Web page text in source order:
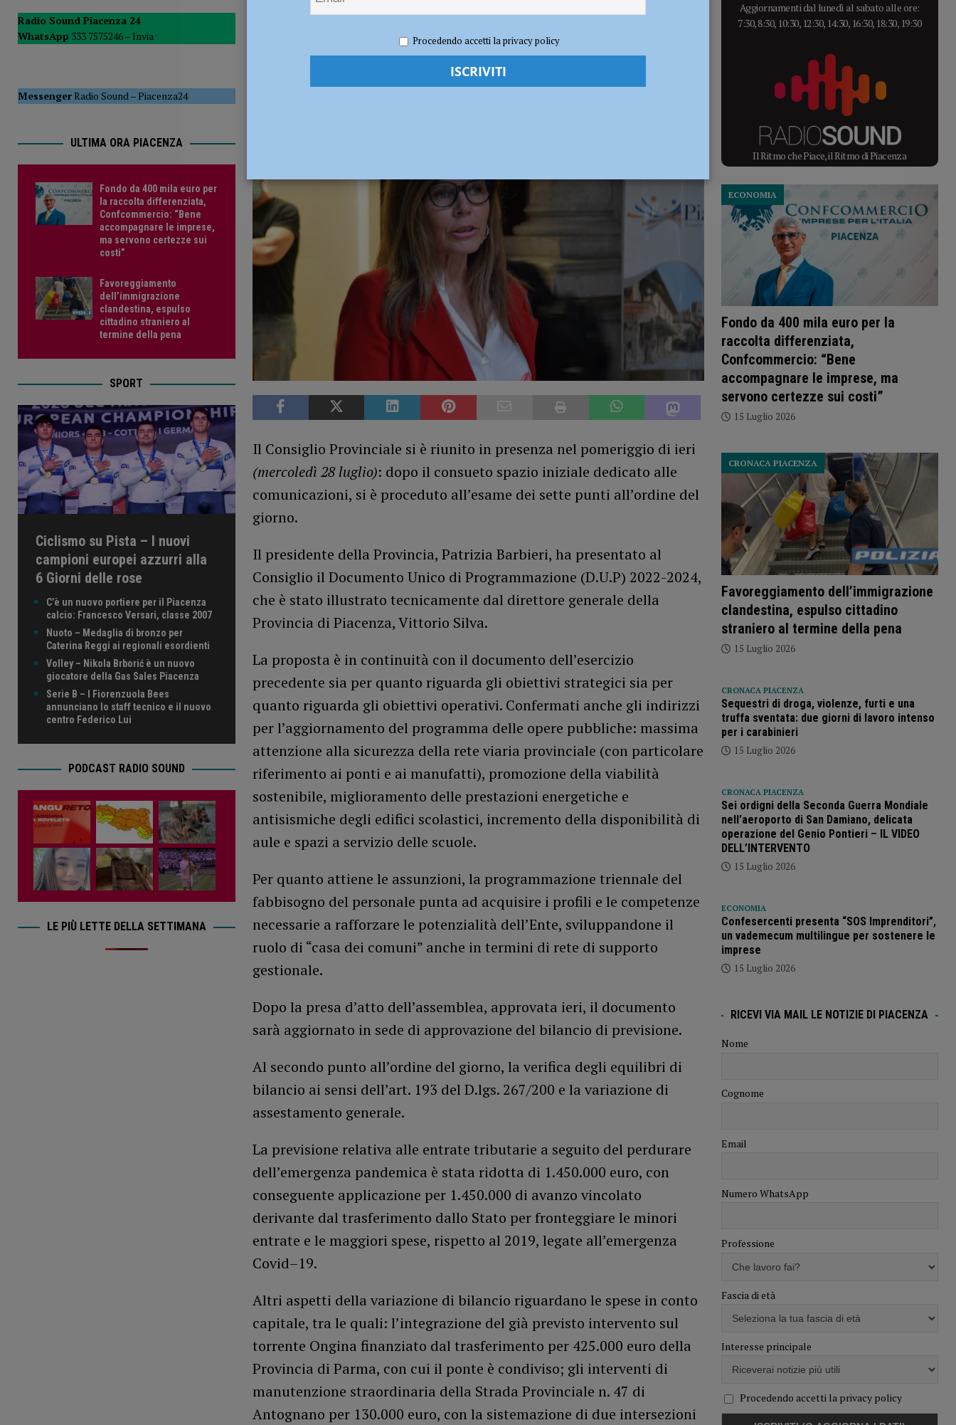
[ 15 Luglio 2026 ] Soresi (FdI): “Altra falla nel sistema della raccolta puntuale, caos nella gestione delle aree di conferimento
condominiale”
Attualità
Il Consiglio Provinciale si è riunito in presenza nel pomeriggio di ieri
(mercoledì 28 luglio): dopo il consueto spazio iniziale dedicato alle
comunicazioni, si è proceduto all’esame dei sette punti all’ordine del
giorno.
Il presidente della Provincia, Patrizia Barbieri, ha presentato al
Consiglio il Documento Unico di Programmazione (D.U.P) 2022-2024,
che è stato illustrato tecnicamente dal direttore generale della
Provincia di Piacenza, Vittorio Silva.
La proposta è in continuità con il documento dell’esercizio
precedente sia per quanto riguarda gli obiettivi strategici sia per
quanto riguarda gli obiettivi operativi. Confermati anche gli indirizzi
per l’aggiornamento del programma delle opere pubbliche: massima
attenzione alla sicurezza della rete viaria provinciale (con particolare
riferimento ai ponti e ai manufatti), promozione della viabilità
sostenibile, miglioramento delle prestazioni energetiche e
antisismiche degli edifici scolastici, incremento della disponibilità di
aule e spazi a servizio delle scuole.
Per quanto attiene le assunzioni, la programmazione triennale del
fabbisogno del personale punta ad acquisire i profili e le competenze
necessarie a rafforzare le potenzialità dell’Ente, sviluppandone il
ruolo di “casa dei comuni” anche in termini di rete di supporto
gestionale.
Dopo la presa d’atto dell’assemblea, approvata ieri, il documento
sarà aggiornato in sede di approvazione del bilancio di previsione.
Al secondo punto all’ordine del giorno, la verifica degli equilibri di
bilancio ai sensi dell’art. 193 del D.lgs. 267/200 e la variazione di
assestamento generale.
La previsione relativa alle entrate tributarie a seguito del perdurare
dell’emergenza pandemica è stata ridotta di 1.450.000 euro, con
conseguente applicazione per 1.450.000 di avanzo vincolato
derivante dal trasferimento dallo Stato per fronteggiare le minori
entrate e le maggiori spese, rispetto al 2019, legate all’emergenza
Covid–19.
Altri aspetti della variazione di bilancio riguardano le spese in conto
capitale, tra le quali: l’integrazione del già previsto intervento sul
torrente Ongina finanziato dal trasferimento per 425.000 euro della
Provincia di Parma, con cui il ponte è condiviso; gli interventi di
manutenzione straordinaria della Strada Provinciale n. 47 di
Antognano per 130.000 euro, con la sistemazione di due intersezioni
Radio Sound Piacenza 24
WhatsApp 333 7575246 – Invia
MessengerRadio Sound–Piacenza24
ULTIMA ORA PIACENZA
Fondo da 400 mila euro per
la raccolta differenziata,
Confcommercio: “Bene
accompagnare le imprese,
ma servono certezze sui
costi”
Favoreggiamento
dell’immigrazione
clandestina, espulso
cittadino straniero al
termine della pena
SPORT
Ciclismo su Pista – I nuovi
campioni europei azzurri alla
6 Giorni delle rose
C’è un nuovo portiere per il Piacenza
calcio: Francesco Versari, classe 2007
Nuoto – Medaglia di bronzo per
Caterina Reggi ai regionali esordienti
Volley – Nikola Brborić è un nuovo
giocatore della Gas Sales Piacenza
Serie B – I Fiorenzuola Bees
annunciano lo staff tecnico e il nuovo
centro Federico Lui
PODCAST RADIO SOUND
LE PIÙ LETTE DELLA SETTIMANA
Aggiornamenti dal lunedì al sabato alle ore:
7:30, 8:30, 10:30, 12:30, 14:30, 16:30, 18:30, 19:30
Il Ritmo che Piace, il Ritmo di Piacenza
Fondo da 400 mila euro per la
raccolta differenziata,
Confcommercio: “Bene
accompagnare le imprese, ma
servono certezze sui costi”
ECONOMIA
15 Luglio 2026
Favoreggiamento dell’immigrazione
clandestina, espulso cittadino
straniero al termine della pena
CRONACA PIACENZA
15 Luglio 2026
CRONACA PIACENZA
Sequestri di droga, violenze, furti e una
truffa sventata: due giorni di lavoro intenso
per i carabinieri
15 Luglio 2026
CRONACA PIACENZA
Sei ordigni della Seconda Guerra Mondiale
nell’aeroporto di San Damiano, delicata
operazione del Genio Pontieri – IL VIDEO
DELL’INTERVENTO
15 Luglio 2026
ECONOMIA
Confesercenti presenta “SOS Imprenditori”,
un vademecum multilingue per sostenere le
imprese
15 Luglio 2026
RICEVI VIA MAIL LE NOTIZIE DI PIACENZA
Nome
Cognome
Email
Numero WhatsApp
Professione
Fascia di età
Interesse principale
Procedendo accetti la privacy policy
Procedendo accetti la privacy policy